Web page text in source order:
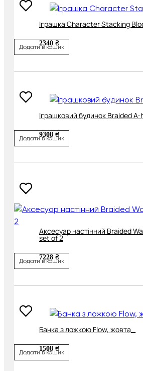
Іграшка Character Stacking
2340 ₴
Додати в кошик
Іграшковий будинок Braided
9308 ₴
Додати в кошик
Аксесуар настінний Braided
set of 2
7228 ₴
Додати в кошик
Банка з ложкою Flow, жовта_
1508 ₴
Додати в кошик